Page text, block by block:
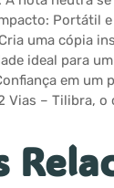
Portátil
uma cópia
ideal para
em
Vias – Tilibra,